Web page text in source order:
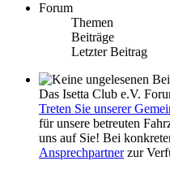
Forum
Themen
Beiträge
Letzter Beitrag
Das Isetta Club e.V.
Treten Sie unserer
für unsere betreuten
uns auf Sie! Bei
Ansprechpartnerzur